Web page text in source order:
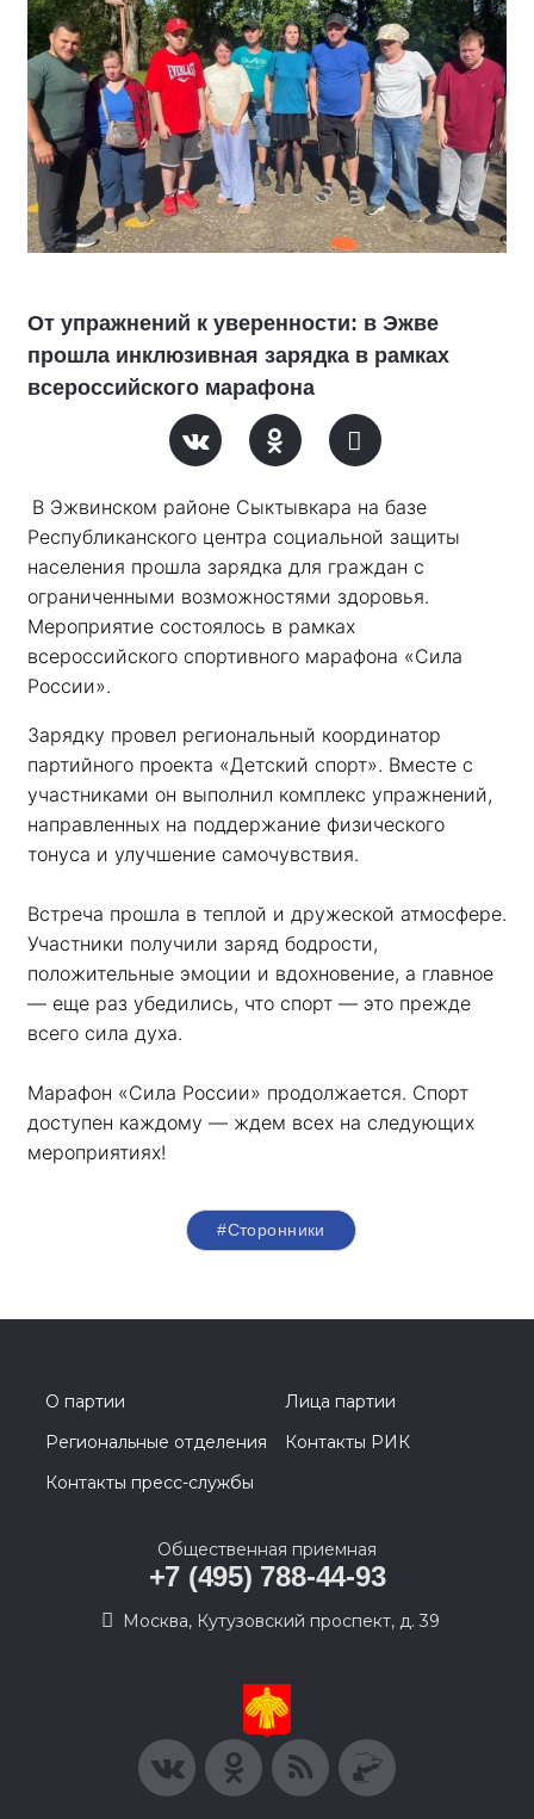
От упражнений к уверенности: в Эжве
прошла инклюзивная зарядка в рамках
всероссийского марафона
В Эжвинском районе Сыктывкара на базе
Республиканского центра социальной защиты
населения прошла зарядка для граждан с
ограниченными возможностями здоровья.
Мероприятие состоялось в рамках
всероссийского спортивного марафона «Сила
России».
Зарядку провел региональный координатор
партийного проекта «Детский спорт». Вместе с
участниками он выполнил комплекс упражнений,
направленных на поддержание физического
тонуса и улучшение самочувствия.
Встреча прошла в теплой и дружеской атмосфере.
Участники получили заряд бодрости,
положительные эмоции и вдохновение, а главное
— еще раз убедились, что спорт — это прежде
всего сила духа.
Марафон «Сила России» продолжается. Спорт
доступен каждому — ждем всех на следующих
мероприятиях!
#Сторонники
О партии
Лица партии
Региональные отделения
Контакты РИК
Контакты пресс-службы
Общественная приемная
+7 (495) 788-44-93
Москва, Кутузовский проспект, д. 39